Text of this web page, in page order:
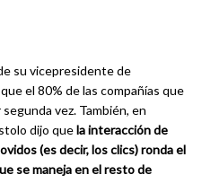
su vicepresidente de
el 80% de las compañías que
vez. También, en
dijo quela interacción de
(es decir, los clics)ronda el
se maneja en el resto de